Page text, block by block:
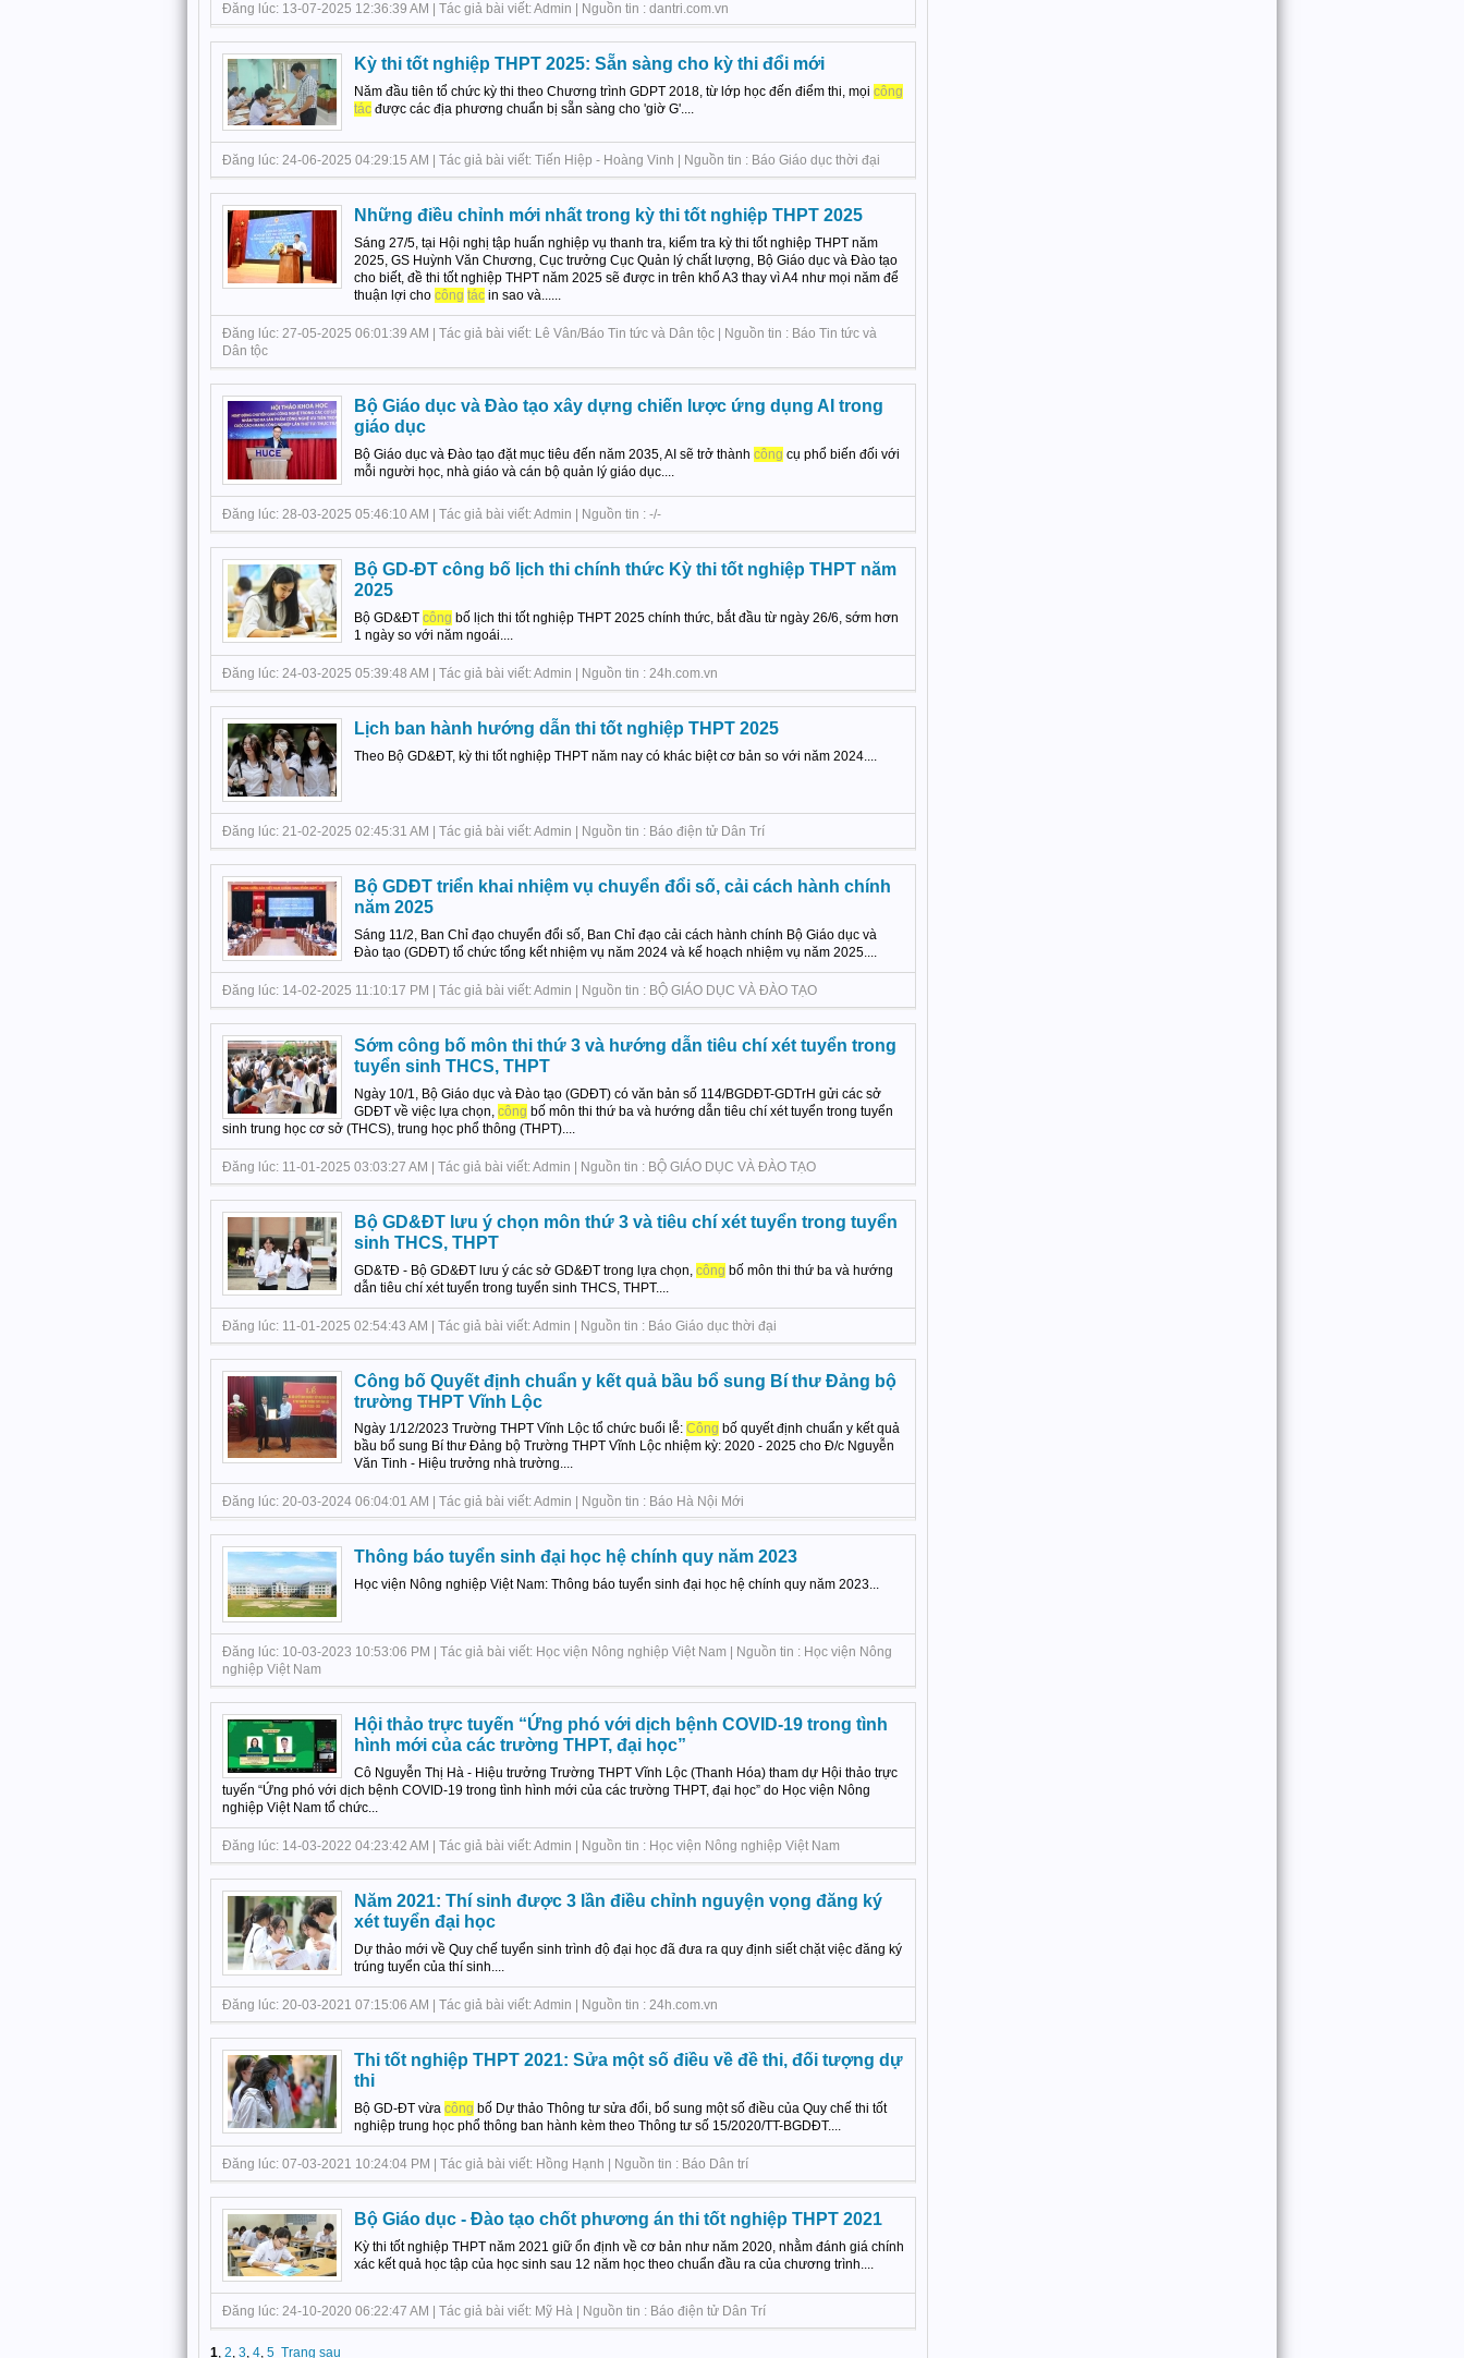
Đăng lúc: 13-07-2025 12:36:39 AM | Tác giả bài viết: Admin | Nguồn tin : dantri.com.vn
Kỳ thi tốt nghiệp THPT 2025: Sẵn sàng cho kỳ thi đổi mới
Năm đầu tiên tổ chức kỳ thi theo Chương trình GDPT 2018, từ lớp học đến điểm thi, mọi công
tácđược các địa phương chuẩn bị sẵn sàng cho 'giờ G'....
Đăng lúc: 24-06-2025 04:29:15 AM | Tác giả bài viết: Tiến Hiệp - Hoàng Vinh | Nguồn tin : Báo Giáo dục thời đại
Những điều chỉnh mới nhất trong kỳ thi tốt nghiệp THPT 2025
Sáng 27/5, tại Hội nghị tập huấn nghiệp vụ thanh tra, kiểm tra kỳ thi tốt nghiệp THPT năm
2025, GS Huỳnh Văn Chương, Cục trưởng Cục Quản lý chất lượng, Bộ Giáo dục và Đào tạo
cho biết, đề thi tốt nghiệp THPT năm 2025 sẽ được in trên khổ A3 thay vì A4 như mọi năm để
thuận lợi cho công tácin sao và......
Đăng lúc: 27-05-2025 06:01:39 AM | Tác giả bài viết: Lê Vân/Báo Tin tức và Dân tộc | Nguồn tin : Báo Tin tức và
Dân tộc
Bộ Giáo dục và Đào tạo xây dựng chiến lược ứng dụng AI trong
giáo dục
Bộ Giáo dục và Đào tạo đặt mục tiêu đến năm 2035, AI sẽ trở thành công cụ phổ biến đối với
mỗi người học, nhà giáo và cán bộ quản lý giáo dục....
Đăng lúc: 28-03-2025 05:46:10 AM | Tác giả bài viết: Admin | Nguồn tin : -/-
Bộ GD-ĐT công bố lịch thi chính thức Kỳ thi tốt nghiệp THPT năm
2025
Bộ GD&ĐT công bố lịch thi tốt nghiệp THPT 2025 chính thức, bắt đầu từ ngày 26/6, sớm hơn
1 ngày so với năm ngoái....
Đăng lúc: 24-03-2025 05:39:48 AM | Tác giả bài viết: Admin | Nguồn tin : 24h.com.vn
Lịch ban hành hướng dẫn thi tốt nghiệp THPT 2025
Theo Bộ GD&ĐT, kỳ thi tốt nghiệp THPT năm nay có khác biệt cơ bản so với năm 2024....
Đăng lúc: 21-02-2025 02:45:31 AM | Tác giả bài viết: Admin | Nguồn tin : Báo điện tử Dân Trí
Bộ GDĐT triển khai nhiệm vụ chuyển đổi số, cải cách hành chính
năm 2025
Sáng 11/2, Ban Chỉ đạo chuyển đổi số, Ban Chỉ đạo cải cách hành chính Bộ Giáo dục và
Đào tạo (GDĐT) tổ chức tổng kết nhiệm vụ năm 2024 và kế hoạch nhiệm vụ năm 2025....
Đăng lúc: 14-02-2025 11:10:17 PM | Tác giả bài viết: Admin | Nguồn tin : BỘ GIÁO DỤC VÀ ĐÀO TẠO
Sớm công bố môn thi thứ 3 và hướng dẫn tiêu chí xét tuyển trong
tuyển sinh THCS, THPT
Ngày 10/1, Bộ Giáo dục và Đào tạo (GDĐT) có văn bản số 114/BGDĐT-GDTrH gửi các sở
GDĐT về việc lựa chọn, công bố môn thi thứ ba và hướng dẫn tiêu chí xét tuyển trong tuyển
sinh trung học cơ sở (THCS), trung học phổ thông (THPT)....
Đăng lúc: 11-01-2025 03:03:27 AM | Tác giả bài viết: Admin | Nguồn tin : BỘ GIÁO DỤC VÀ ĐÀO TẠO
Bộ GD&ĐT lưu ý chọn môn thứ 3 và tiêu chí xét tuyển trong tuyển
sinh THCS, THPT
GD&TĐ - Bộ GD&ĐT lưu ý các sở GD&ĐT trong lựa chọn, công bố môn thi thứ ba và hướng
dẫn tiêu chí xét tuyển trong tuyển sinh THCS, THPT....
Đăng lúc: 11-01-2025 02:54:43 AM | Tác giả bài viết: Admin | Nguồn tin : Báo Giáo dục thời đại
Công bố Quyết định chuẩn y kết quả bầu bổ sung Bí thư Đảng bộ
trường THPT Vĩnh Lộc
Ngày 1/12/2023 Trường THPT Vĩnh Lộc tổ chức buổi lễ: Công bố quyết định chuẩn y kết quả
bầu bổ sung Bí thư Đảng bộ Trường THPT Vĩnh Lộc nhiệm kỳ: 2020 - 2025 cho Đ/c Nguyễn
Văn Tinh - Hiệu trưởng nhà trường....
Đăng lúc: 20-03-2024 06:04:01 AM | Tác giả bài viết: Admin | Nguồn tin : Báo Hà Nội Mới
Thông báo tuyển sinh đại học hệ chính quy năm 2023
Học viện Nông nghiệp Việt Nam: Thông báo tuyển sinh đại học hệ chính quy năm 2023...
Đăng lúc: 10-03-2023 10:53:06 PM | Tác giả bài viết: Học viện Nông nghiệp Việt Nam | Nguồn tin : Học viện Nông
nghiệp Việt Nam
Hội thảo trực tuyến “Ứng phó với dịch bệnh COVID-19 trong tình
hình mới của các trường THPT, đại học”
Cô Nguyễn Thị Hà - Hiệu trưởng Trường THPT Vĩnh Lộc (Thanh Hóa) tham dự Hội thảo trực
tuyến “Ứng phó với dịch bệnh COVID-19 trong tình hình mới của các trường THPT, đại học” do Học viện Nông
nghiệp Việt Nam tổ chức...
Đăng lúc: 14-03-2022 04:23:42 AM | Tác giả bài viết: Admin | Nguồn tin : Học viện Nông nghiệp Việt Nam
Năm 2021: Thí sinh được 3 lần điều chỉnh nguyện vọng đăng ký
xét tuyển đại học
Dự thảo mới về Quy chế tuyển sinh trình độ đại học đã đưa ra quy định siết chặt việc đăng ký
trúng tuyển của thí sinh....
Đăng lúc: 20-03-2021 07:15:06 AM | Tác giả bài viết: Admin | Nguồn tin : 24h.com.vn
Thi tốt nghiệp THPT 2021: Sửa một số điều về đề thi, đối tượng dự
thi
Bộ GD-ĐT vừa công bố Dự thảo Thông tư sửa đổi, bổ sung một số điều của Quy chế thi tốt
nghiệp trung học phổ thông ban hành kèm theo Thông tư số 15/2020/TT-BGDĐT....
Đăng lúc: 07-03-2021 10:24:04 PM | Tác giả bài viết: Hồng Hạnh | Nguồn tin : Báo Dân trí
Bộ Giáo dục - Đào tạo chốt phương án thi tốt nghiệp THPT 2021
Kỳ thi tốt nghiệp THPT năm 2021 giữ ổn định về cơ bản như năm 2020, nhằm đánh giá chính
xác kết quả học tập của học sinh sau 12 năm học theo chuẩn đầu ra của chương trình....
Đăng lúc: 24-10-2020 06:22:47 AM | Tác giả bài viết: Mỹ Hà | Nguồn tin : Báo điện tử Dân Trí
1, 2, 3, 4, 5 Trang sau